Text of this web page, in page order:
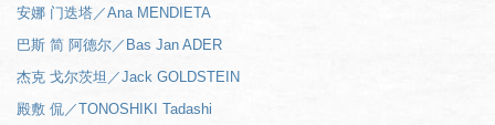
安娜 门迭塔／Ana MENDIETA
巴斯 简 阿德尔／Bas Jan ADER
杰克 戈尔茨坦／Jack GOLDSTEIN
殿敷 侃／TONOSHIKI Tadashi